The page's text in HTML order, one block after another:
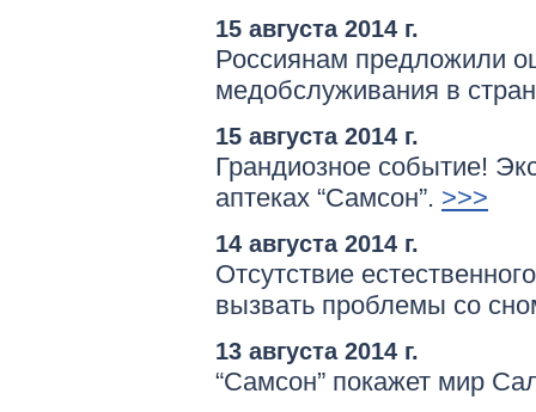
15 августа 2014 г.
Россиянам предложили
медобслуживания в
15 августа 2014 г.
Грандиозное событие!
аптеках “Самсон”. >>>
14 августа 2014 г.
Отсутствие
вызвать проблемы со
13 августа 2014 г.
“Самсон” покажет мир